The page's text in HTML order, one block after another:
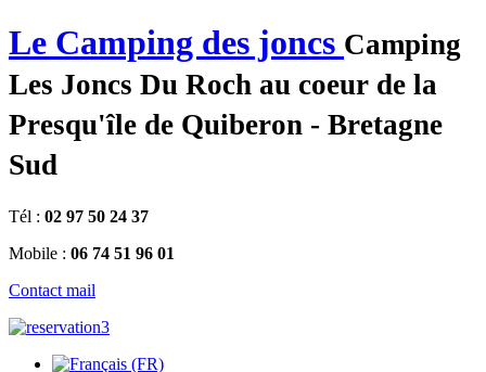
Le Camping des joncs Camping
Les Joncs Du Roch au coeur de la
Presqu'île de Quiberon - Bretagne
Sud
Tél : 02 97 50 24 37
Mobile : 06 74 51 96 01
Contact mail